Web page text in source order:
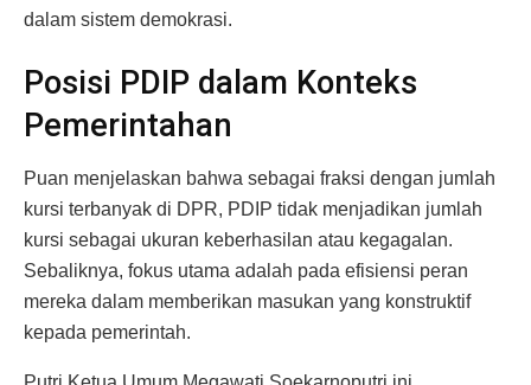
dalam sistem demokrasi.
Posisi PDIP dalam Konteks
Pemerintahan
Puan menjelaskan bahwa sebagai fraksi dengan jumlah
kursi terbanyak di DPR, PDIP tidak menjadikan jumlah
kursi sebagai ukuran keberhasilan atau kegagalan.
Sebaliknya, fokus utama adalah pada efisiensi peran
mereka dalam memberikan masukan yang konstruktif
kepada pemerintah.